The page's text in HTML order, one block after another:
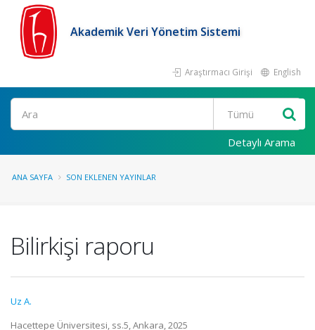
Akademik Veri Yönetim Sistemi
Araştırmacı Girişi English
Ara
Detaylı Arama
ANA SAYFA SON EKLENEN YAYINLAR
Bilirkişi raporu
Uz A.
Hacettepe Üniversitesi, ss.5, Ankara, 2025